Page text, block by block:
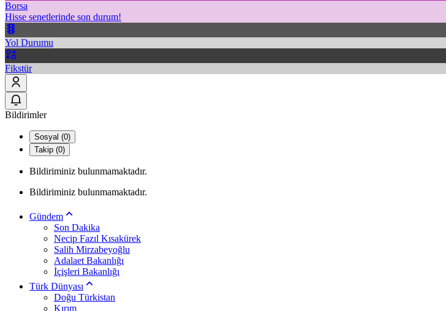
Borsa
Hisse senetlerinde son durum!
Yol Durumu
Fikstür
Bildirimler
Sosyal (0)
Takip (0)
Bildiriminiz bulunmamaktadır.
Bildiriminiz bulunmamaktadır.
Gündem
Son Dakika
Necip Fazıl Kısakürek
Salih Mirzabeyoğlu
Adalaet Bakanlığı
İçişleri Bakanlığı
Türk Dünyası
Doğu Türkistan
Kırım